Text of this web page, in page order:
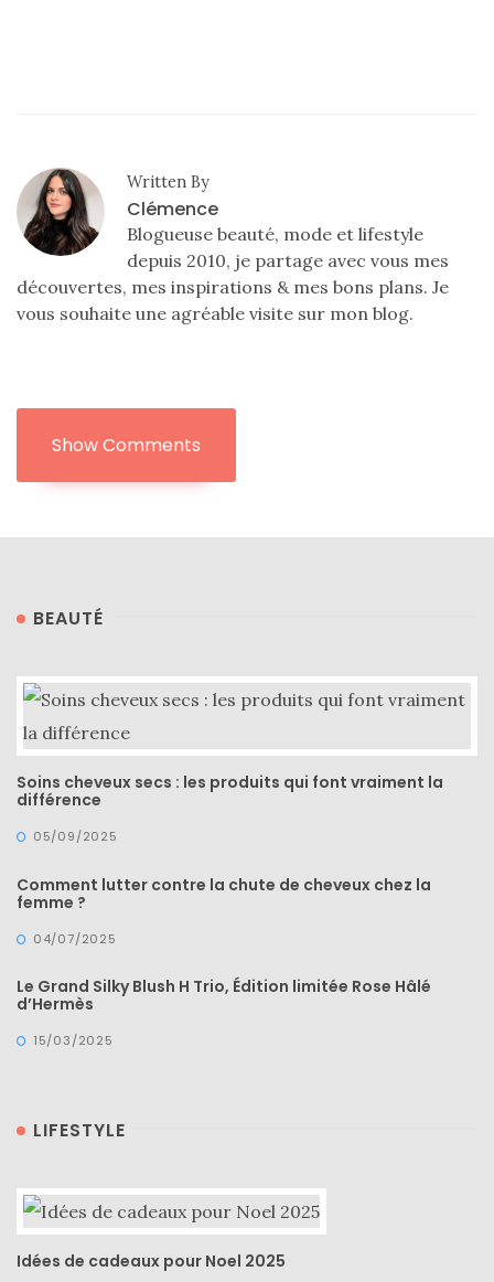
Written By
Clémence
Blogueuse beauté, mode et lifestyle
depuis 2010, je partage avec vous mes
découvertes, mes inspirations & mes bons plans. Je
vous souhaite une agréable visite sur mon blog.
Show Comments
BEAUTÉ
Soins cheveux secs : les produits qui font vraiment la
différence
05/09/2025
Comment lutter contre la chute de cheveux chez la
femme ?
04/07/2025
Le Grand Silky Blush H Trio, Édition limitée Rose Hâlé
d’Hermès
15/03/2025
LIFESTYLE
Idées de cadeaux pour Noel 2025